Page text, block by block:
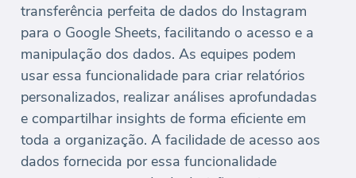
transferência perfeita de dados do Instagram
para o Google Sheets, facilitando o acesso e a
manipulação dos dados. As equipes podem
usar essa funcionalidade para criar relatórios
personalizados, realizar análises aprofundadas
e compartilhar insights de forma eficiente em
toda a organização. A facilidade de acesso aos
dados fornecida por essa funcionalidade